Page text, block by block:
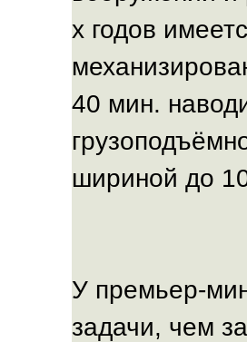
х годов
40 мин.
шириной до
У премьер-
задачи, чем